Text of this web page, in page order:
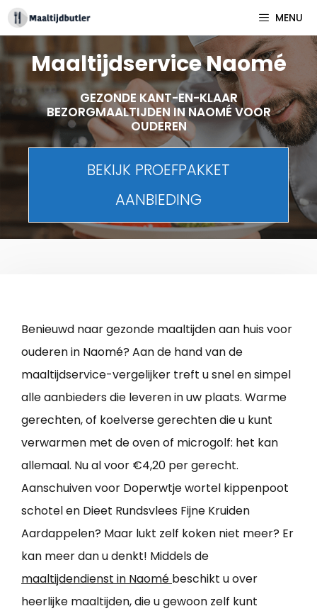
Spring
naar
inhoud
MENU
Maaltijdservice Naomé
GEZONDE KANT-EN-KLAAR
BEZORGMAALTIJDEN IN NAOMÉ VOOR
OUDEREN
BEKIJK PROEFPAKKET
AANBIEDING
Benieuwd naar gezonde maaltijden aan huis voor
ouderen in Naomé? Aan de hand van de
maaltijdservice-vergelijker treft u snel en simpel
alle aanbieders die leveren in uw plaats. Warme
gerechten, of koelverse gerechten die u kunt
verwarmen met de oven of microgolf: het kan
allemaal. Nu al voor €4,20 per gerecht.
Aanschuiven voor Doperwtje wortel kippenpoot
schotel en Dieet Rundsvlees Fijne Kruiden
Aardappelen? Maar lukt zelf koken niet meer? Er
kan meer dan u denkt! Middels de
maaltijdendienst in Naomé beschikt u over
heerlijke maaltijden, die u gewoon zelf kunt